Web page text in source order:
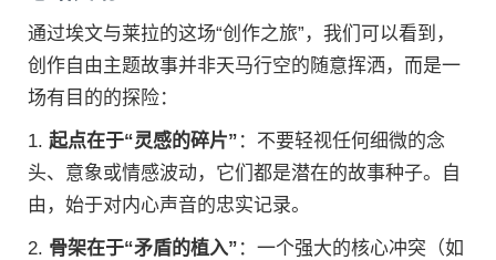
通过埃文与莱拉的这场“创作之旅”，我们可以看到，
创作自由主题故事并非天马行空的随意挥洒，而是一
场有目的的探险：
1. 起点在于“灵感的碎片” ：不要轻视任何细微的念
头、意象或情感波动，它们都是潜在的故事种子。自
由，始于对内心声音的忠实记录。
2. 骨架在于“矛盾的植入” ：一个强大的核心冲突（如